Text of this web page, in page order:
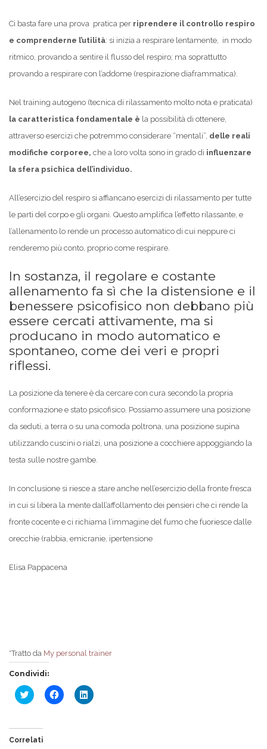
Ci basta fare una prova pratica per riprendere il controllo respiro
e comprenderne l’utilità: si inizia a respirare lentamente, in modo
ritmico, provando a sentire il flusso del respiro; ma soprattutto
provando a respirare con l’addome (respirazione diaframmatica).
Nel training autogeno (tecnica di rilassamento molto nota e praticata)
la caratteristica fondamentale è la possibilità di ottenere,
attraverso esercizi che potremmo considerare “mentali”, delle reali
modifiche corporee, che a loro volta sono in grado di influenzare
la sfera psichica dell’individuo.
All’esercizio del respiro si affiancano esercizi di rilassamento per tutte
le parti del corpo e gli organi. Questo amplifica l’effetto rilassante, e
l’allenamento lo rende un processo automatico di cui neppure ci
renderemo più conto, proprio come respirare.
In sostanza, il regolare e costante
allenamento fa sì che la distensione e il
benessere psicofisico non debbano più
essere cercati attivamente, ma si
producano in modo automatico e
spontaneo, come dei veri e propri
riflessi.
La posizione da tenere è da cercare con cura secondo la propria
conformazione e stato psicofisico. Possiamo assumere una posizione
da seduti, a terra o su una comoda poltrona, una posizione supina
utilizzando cuscini o rialzi, una posizione a cocchiere appoggiando la
testa sulle nostre gambe.
In conclusione si riesce a stare anche nell’esercizio della fronte fresca
in cui si libera la mente dall’affollamento dei pensieri che ci rende la
fronte cocente e ci richiama l’immagine del fumo che fuoriesce dalle
orecchie (rabbia, emicranie, ipertensione
Elisa Pappacena
*Tratto da My personal trainer
Condividi:
Fai
clic
su
Twitter
Fai
clic
Fai
clic
Correlati